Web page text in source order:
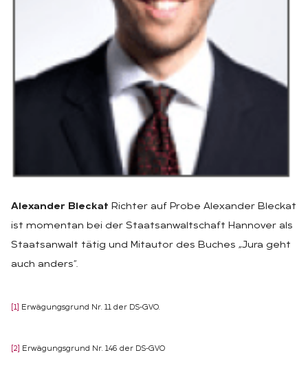
Alexander Bleckat Richter auf Probe Alexander Bleckat
ist momentan bei der Staatsanwaltschaft Hannover als
Staatsanwalt tätig und Mitautor des Buches „Jura geht
auch anders“.
[1] Erwägungsgrund Nr. 11 der DS-GVO.
[2] Erwägungsgrund Nr. 146 der DS-GVO